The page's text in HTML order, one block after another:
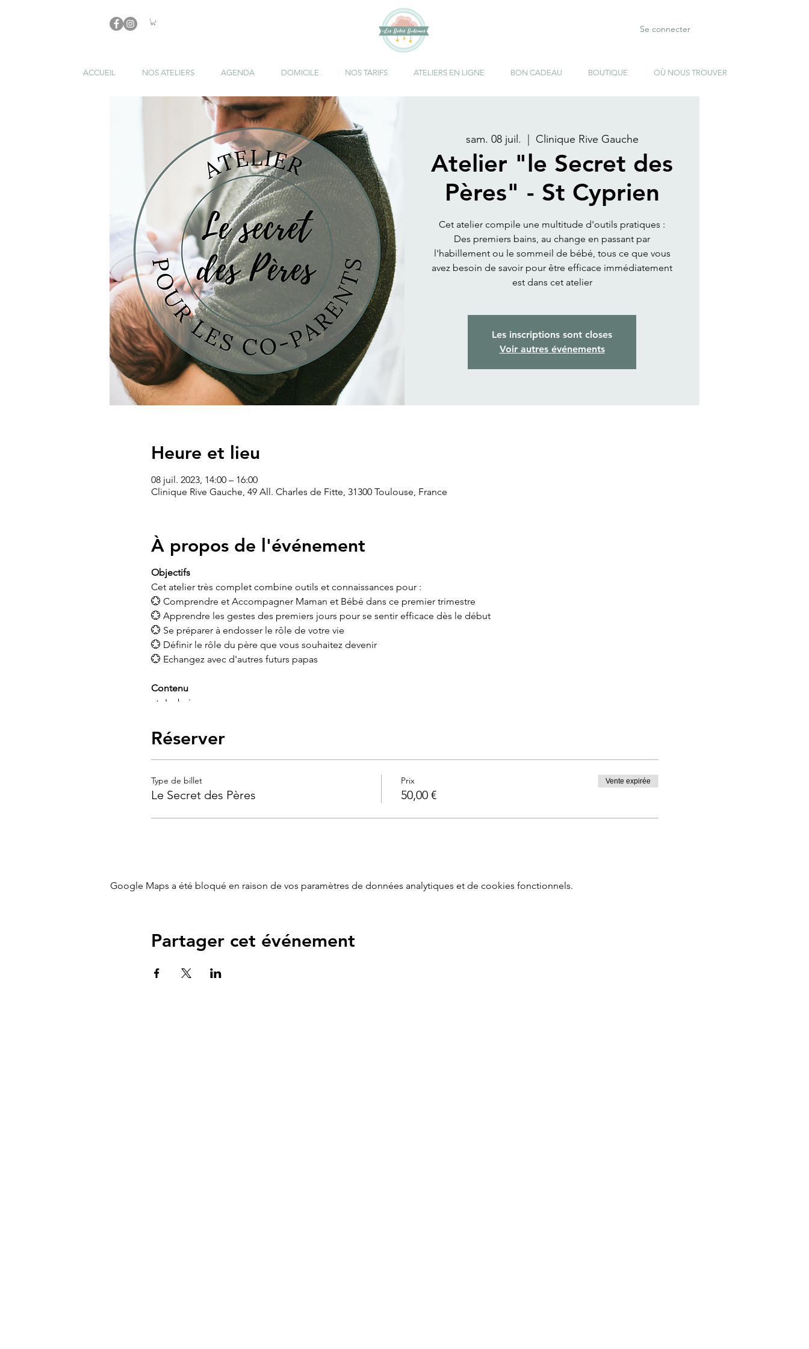
Se connecter
ACCUEIL NOS ATELIERS AGENDA DOMICILE NOS TARIFS ATELIERS EN LIGNE BON CADEAU BOUTIQUE OÙ NOUS TROUVER
sam. 08 juil. Clinique Rive Gauche
Atelier "le Secret des
Pères" - St Cyprien
Cet atelier compile une multitude d'outils pratiques :
Des premiers bains, au change en passant par
l'habillement ou le sommeil de bébé, tous ce que vous
avez besoin de savoir pour être efficace immédiatement
est dans cet atelier
Les inscriptions sont closes
Voir autres événements
Heure et lieu
08 juil. 2023, 14:00 – 16:00
Clinique Rive Gauche, 49 All. Charles de Fitte, 31300 Toulouse, France
À propos de l'événement
Objectifs
Cet atelier très complet combine outils et connaissances pour :
💮 Comprendre et Accompagner Maman et Bébé dans ce premier trimestre
💮 Apprendre les gestes des premiers jours pour se sentir efficace dès le début
💮 Se préparer à endosser le rôle de votre vie
💮 Définir le rôle du père que vous souhaitez devenir
💮 Echangez avec d'autres futurs papas
Contenu
➡️ Le bain
➡️ Préparer et donner le biberon (Dose, quantité, position)
➡️ Accompagner maman dans son allaitement
➡️ Le portage à bras
➡️ Théorie de l'attachement au vu des dernières avancées en neurosciences affectives
➡️ Le rôle du père à travers les âges et les cultures
➡️ le sommeil de bébé et son évolution au cours de la première année
➡️ Comprendre et accompagner maman pendant son post-partum (le mois d'or, la nutrition, les soins)
Réserver
Type de billet
Le Secret des Pères
Prix
50,00 €
Vente expirée
Google Maps a été bloqué en raison de vos paramètres de données analytiques et de cookies fonctionnels.
Partager cet événement